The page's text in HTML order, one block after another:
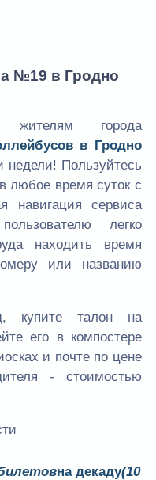
№19 в Гродно
города
в Гродно
недели! Пользуйтесь
любое время суток с
навигация сервиса
легко
находить время
или названию
купите талон на
его в компостере
и почте по цене
- стоимостью
на декаду(10